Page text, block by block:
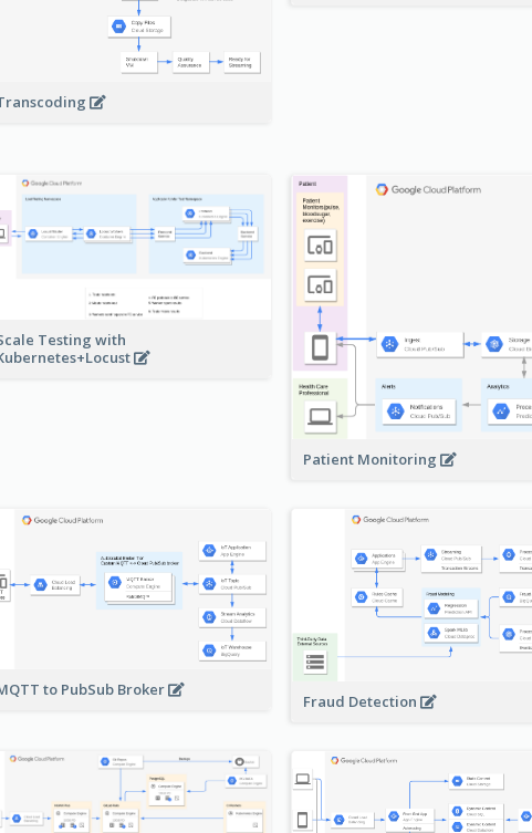
Testing with
Patient Monitoring
to PubSub Broker
Fraud Detection